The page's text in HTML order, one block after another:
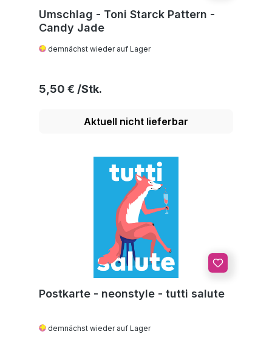
Umschlag - Toni Starck Pattern -
Candy Jade
demnächst wieder auf Lager
Regulärer Preis:
5,50 €
Aktuell nicht lieferbar
Postkarte - neonstyle - tutti salute
demnächst wieder auf Lager